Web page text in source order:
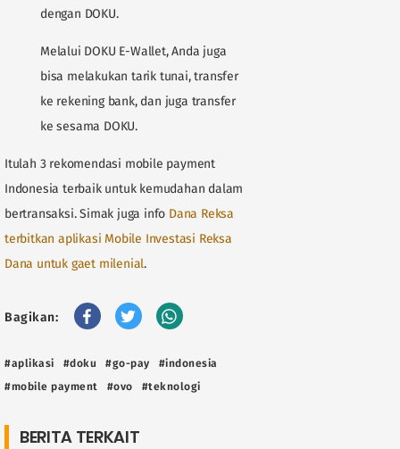
dengan DOKU.
Melalui DOKU E-Wallet, Anda juga
bisa melakukan tarik tunai, transfer
ke rekening bank, dan juga transfer
ke sesama DOKU.
Itulah 3 rekomendasi mobile payment
Indonesia terbaik untuk kemudahan dalam
bertransaksi. Simak juga info Dana Reksa
terbitkan aplikasi Mobile Investasi Reksa
Dana untuk gaet milenial.
Bagikan:
#aplikasi #doku #go-pay
#indonesia
#mobile payment
#ovo #teknologi
BERITA TERKAIT